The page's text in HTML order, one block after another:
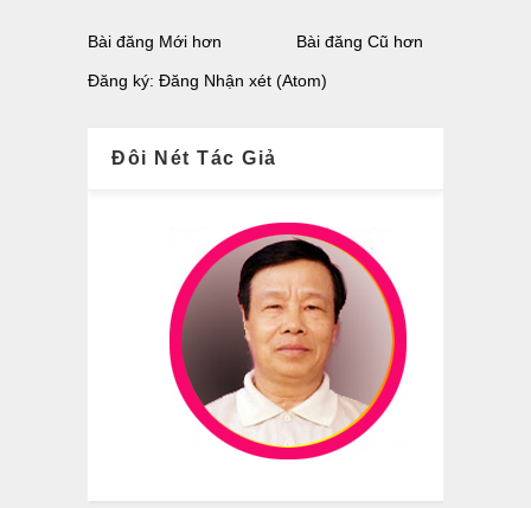
Bài đăng Mới hơn Bài đăng Cũ hơn
Đăng ký: Đăng Nhận xét (Atom)
Đôi Nét Tác Giả